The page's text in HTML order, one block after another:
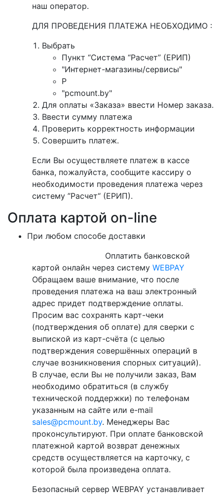
наш оператор.
ДЛЯ ПРОВЕДЕНИЯ ПЛАТЕЖА НЕОБХОДИМО :
Выбрать
Пункт “Система “Расчет” (ЕРИП)
"Интернет-магазины/сервисы"
P
"pcmount.by"
Для оплаты «Заказа» ввести Номер заказа.
Ввести сумму платежа
Проверить корректность информации
Совершить платеж.
Если Вы осуществляете платеж в кассе
банка, пожалуйста, сообщите кассиру о
необходимости проведения платежа через
систему ”Расчет“ (ЕРИП).
Оплата картой on-line
При любом способе доставки
Оплатить банковской
картой онлайн через систему WEBPAY
Обращаем ваше внимание, что после
проведения платежа на ваш электронный
адрес придет подтверждение оплаты.
Просим вас сохранять карт-чеки
(подтверждения об оплате) для сверки с
выпиской из карт-счёта (с целью
подтверждения совершённых операций в
случае возникновения спорных ситуаций).
В случае, если Вы не получили заказ, Вам
необходимо обратиться (в службу
технической поддержки) по телефонам
указанным на сайте или e-mail
sales@pcmount.by. Менеджеры Вас
проконсультируют. При оплате банковской
платежной картой возврат денежных
средств осуществляется на карточку, с
которой была произведена оплата.
Безопасный сервер WEBPAY устанавливает